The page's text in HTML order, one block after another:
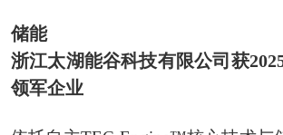
储能
浙江太湖能谷科技有限公司获
领军企业